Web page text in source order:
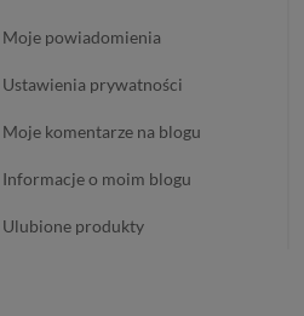
moje powiadomienia
ustawienia prywatności
moje komentarze na blogu
informacje o moim blogu
ulubione produkty